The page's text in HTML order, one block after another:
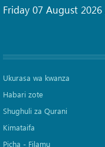
Friday 07 August 2026
Ukurasa wa kwanza
Habari zote
Shughuli za Qurani
Kimataifa
Picha‎ - Filamu‎